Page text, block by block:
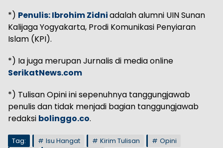
*) Penulis: Ibrohim Zidniadalah alumni UIN Sunan
Kalijaga Yogyakarta, Prodi Komunikasi Penyiaran
Islam (KPI).
*) Ia juga merupan Jurnalis di media online
SerikatNews.com
*) Tulisan Opini ini sepenuhnya tanggungjawab
penulis dan tidak menjadi bagian tanggungjawab
redaksi bolinggo.co.
Tag: Isu Hangat Kirim Tulisan
Opini